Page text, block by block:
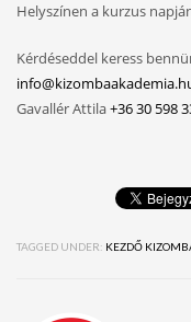
Helyszínen a kurzus
Kérdéseddel keress
Gavallér Attila+36 30 598
TAGGED UNDER: KEZDŐ